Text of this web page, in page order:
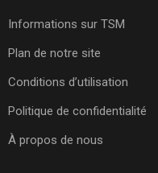
Informations sur TSM
Plan de notre site
Conditions d’utilisation
Politique de confidentialité
À propos de nous